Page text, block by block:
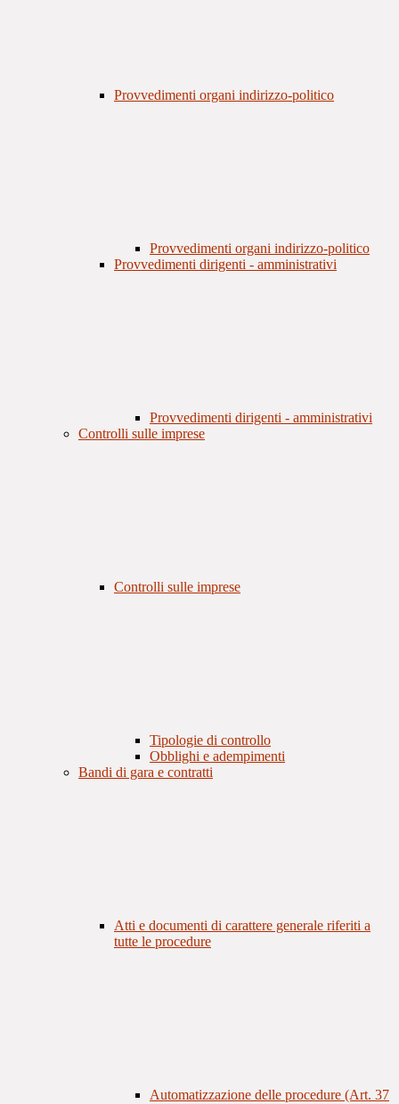
Provvedimenti organi indirizzo-politico
Provvedimenti organi indirizzo-politico
Provvedimenti dirigenti - amministrativi
Provvedimenti dirigenti - amministrativi
Controlli sulle imprese
Controlli sulle imprese
Tipologie di controllo
Obblighi e adempimenti
Bandi di gara e contratti
Atti e documenti di carattere generale riferiti a
tutte le procedure
Automatizzazione delle procedure (Art. 37